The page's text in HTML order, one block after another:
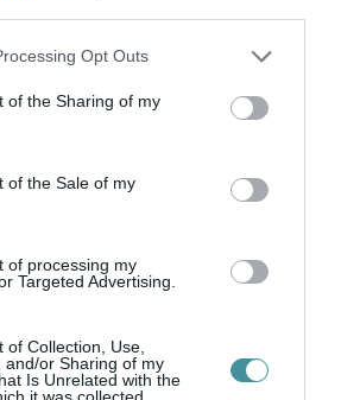
app uses one or more Google
or usage behaviour. You may click to
to Google and its third-party tags to
specified purposes in below Google
Opt Outs
of the Sharing of my
of the Sale of my
of processing my
Targeted Advertising.
of Collection, Use,
and/or Sharing of my
Is Unrelated with the
it was collected.
legfrissebb hírekről, kövessen
ÜGYEK Google Hírek oldalán!